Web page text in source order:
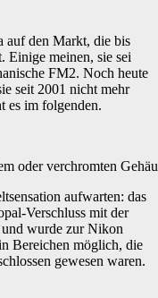
auf den Markt, die bis
Einige meinen, sie sei
FM2. Noch heute
seit 2001 nicht mehr
es im folgenden.
oder verchromten
aufwarten: das
Verschluss mit der
wurde zur Nikon
Bereichen möglich, die
gewesen waren.